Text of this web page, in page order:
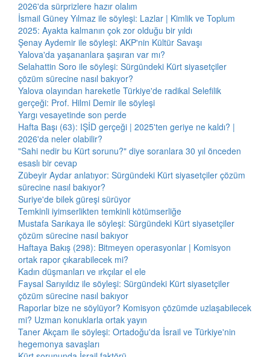
2026'da sürprizlere hazır olalım
İsmail Güney Yılmaz ile söyleşi: Lazlar | Kimlik ve Toplum
2025: Ayakta kalmanın çok zor olduğu bir yıldı
Şenay Aydemir ile söyleşi: AKP'nin Kültür Savaşı
Yalova'da yaşananlara şaşıran var mı?
Selahattin Soro ile söyleşi: Sürgündeki Kürt siyasetçiler
çözüm sürecine nasıl bakıyor?
Yalova olayından hareketle Türkiye'de radikal Selefilik
gerçeği: Prof. Hilmi Demir ile söyleşi
Yargı vesayetinde son perde
Hafta Başı (63): IŞİD gerçeği | 2025'ten geriye ne kaldı? |
2026'da neler olabilir?
"Sahi nedir bu Kürt sorunu?" diye soranlara 30 yıl önceden
esaslı bir cevap
Zübeyir Aydar anlatıyor: Sürgündeki Kürt siyasetçiler çözüm
sürecine nasıl bakıyor?
Suriye'de bilek güreşi sürüyor
Temkinli iyimserlikten temkinli kötümserliğe
Mustafa Sarıkaya ile söyleşi: Sürgündeki Kürt siyasetçiler
çözüm sürecine nasıl bakıyor
Haftaya Bakış (298): Bitmeyen operasyonlar | Komisyon
ortak rapor çıkarabilecek mi?
Kadın düşmanları ve ırkçılar el ele
Faysal Sarıyıldız ile söyleşi: Sürgündeki Kürt siyasetçiler
çözüm sürecine nasıl bakıyor
Raporlar bize ne söylüyor? Komisyon çözümde uzlaşabilecek
mi? Uzman konuklarla ortak yayın
Taner Akçam ile söyleşi: Ortadoğu'da İsrail ve Türkiye'nin
hegemonya savaşları